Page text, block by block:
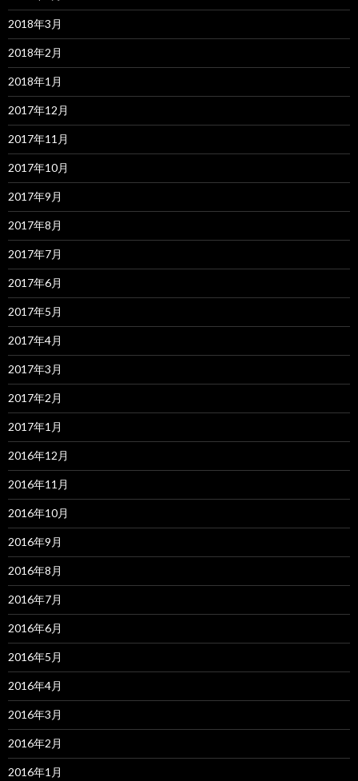
2018年3月
2018年2月
2018年1月
2017年12月
2017年11月
2017年10月
2017年9月
2017年8月
2017年7月
2017年6月
2017年5月
2017年4月
2017年3月
2017年2月
2017年1月
2016年12月
2016年11月
2016年10月
2016年9月
2016年8月
2016年7月
2016年6月
2016年5月
2016年4月
2016年3月
2016年2月
2016年1月